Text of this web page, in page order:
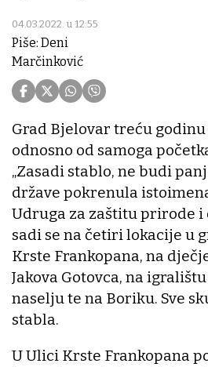
04.03.2022. u 12:55
Piše: Deni
Marčinković
Grad Bjelovar treću
odnosno od samoga
„Zasadi stablo, ne budi
države pokrenula
Udruga za zaštitu prirode i
sadi se na četiri lokacije u
Krste Frankopana, na
Jakova Gotovca, na
naselju te na Boriku. Sve
stabla.
U Ulici Krste Frankopana